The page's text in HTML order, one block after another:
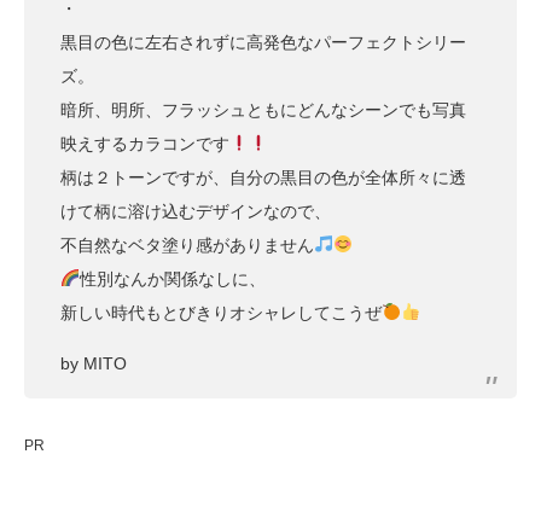
・
黒目の色に左右されずに高発色なパーフェクトシリー
ズ。
暗所、明所、フラッシュともにどんなシーンでも写真
映えするカラコンです
柄は２トーンですが、自分の黒目の色が全体所々に透
けて柄に溶け込むデザインなので、
不自然なベタ塗り感がありません
性別なんか関係なしに、
新しい時代もとびきりオシャレしてこうぜ
by MITO
PR